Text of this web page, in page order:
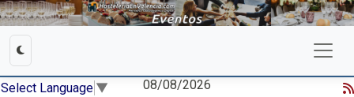
Select Language ▼ 08/08/2026